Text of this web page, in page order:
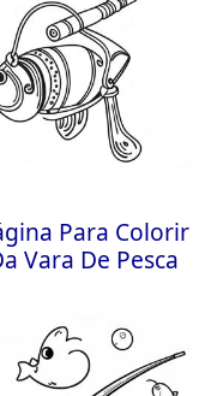
Para Colorir
Vara De Pesca